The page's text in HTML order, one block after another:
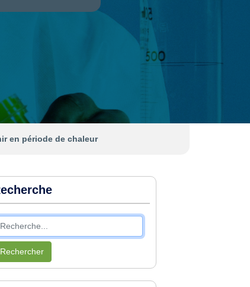
en période de chaleur
Rechercher